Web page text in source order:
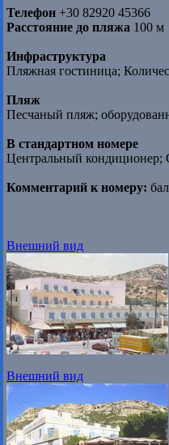
Телефон +30 82920 45366
Расстояние до пляжа 100 м
Инфраструктура
Пляжная гостиница;
Пляж
Песчаный пляж;
В стандартном номере
Центральный кондиционер;
Комментарий к номеру:
Внешний вид
Внешний вид